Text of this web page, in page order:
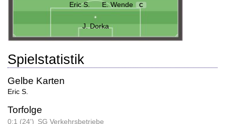
Eric S. E. Wende C
J. Dorka
Spielstatistik
Gelbe Karten
Eric S.
Torfolge
0:1 (24') SG Verkehrsbetriebe